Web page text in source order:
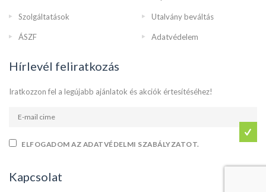
Szolgáltatások Utalvány beváltás
ÁSZF Adatvédelem
Hírlevél feliratkozás
Iratkozzon fel a legújabb ajánlatok és akciók értesítéséhez!
ELFOGADOM AZ ADATVÉDELMI SZABÁLYZATOT.
Kapcsolat